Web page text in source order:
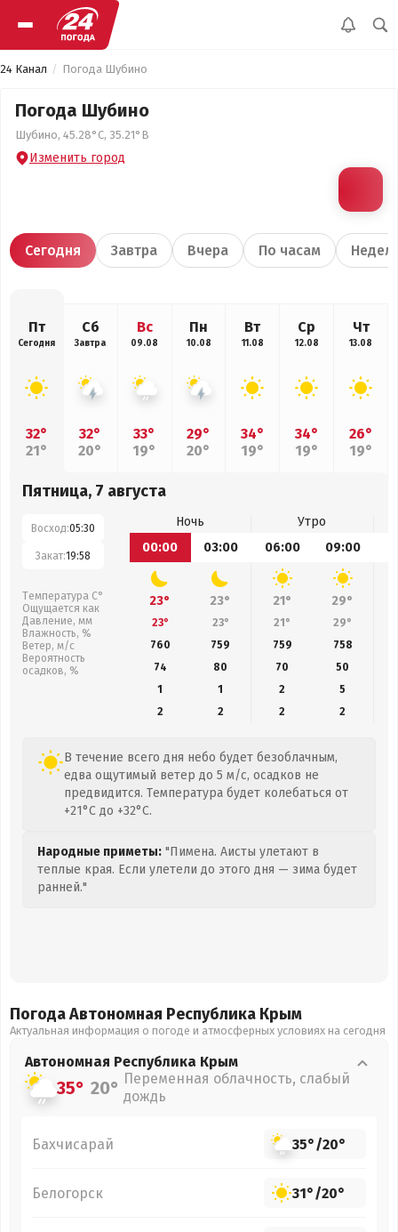
24 Канал Погода Шубино
Погода Шубино
Шубино, 45.28°С, 35.21°В
Изменить город
Сегодня Завтра Вчера По часам
Пт
Сегодня
32°
21°
Сб
Завтра
32°
20°
Вс
09.08
33°
19°
Пн
10.08
29°
20°
Вт
11.08
34°
19°
Ср
12.08
34°
19°
Чт
13.08
26°
19°
Пятница, 7 августа
Восход:05:30
Закат:19:58
Температура С°
Ощущается как
Давление, мм
Влажность, %
Ветер, м/с
Вероятность
осадков, %
Ночь
Утро
00:00
03:00 06:00 09:00
23° 23° 21° 29°
23° 23° 21° 29°
760
759 759 758
74
80 70 50
1
1 2
5
2
2 2 2
В течение всего дня небо будет безоблачным,
едва ощутимый ветер до 5 м/с, осадков не
предвидится. Температура будет колебаться от
+21°C до +32°C.
Народные приметы: "Пимена. Аисты улетают в
теплые края. Если улетели до этого дня — зима будет
ранней."
Погода Автономная Республика Крым
Актуальная информация о погоде и атмосферных условиях на сегодня
Автономная Республика Крым
35° 20° Переменная облачность, слабый
дождь
Бахчисарай 35°/20°
Белогорск 31°/20°